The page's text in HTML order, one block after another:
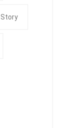
Story